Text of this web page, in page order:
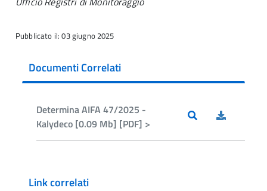
Pubblicato il: 03 giugno 2025
Documenti Correlati
Determina AIFA 47/2025 -
Kalydeco [0.09 Mb] [PDF] >
Link correlati